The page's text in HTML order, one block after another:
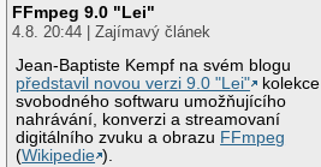
FFmpeg 9.0 "Lei"
4.8. 20:44 | Zajímavý článek
Jean-Baptiste Kempf na svém blogu
představil novou verzi 9.0 "Lei"
kolekce
svobodného softwaru umožňujícího
nahrávání, konverzi a streamovaní
digitálního zvuku a obrazu FFmpeg
(Wikipedie ).